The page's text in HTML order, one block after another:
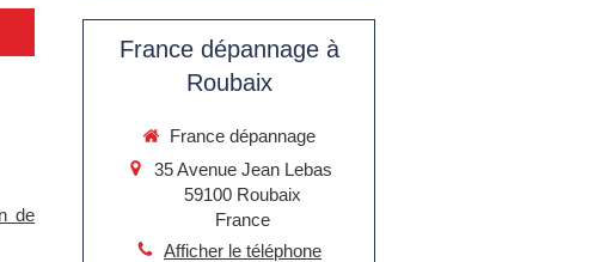
de
France dépannage à
Roubaix
France dépannage
35 Avenue Jean Lebas
59100 Roubaix
France
Afficher le téléphone